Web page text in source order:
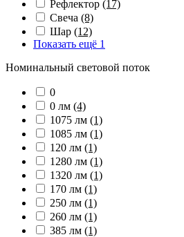
Рефлектор (17)
Свеча (8)
Шар (12)
Показать ещё 1
Номинальный световой поток
0
0 лм (4)
1075 лм (1)
1085 лм (1)
120 лм (1)
1280 лм (1)
1320 лм (1)
170 лм (1)
250 лм (1)
260 лм (1)
385 лм (1)